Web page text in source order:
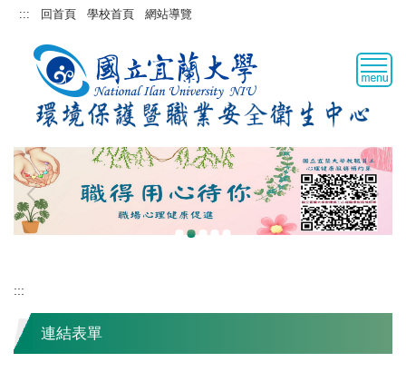
跳::: 回首頁 學校首頁 網站導覽
:::
連結表單